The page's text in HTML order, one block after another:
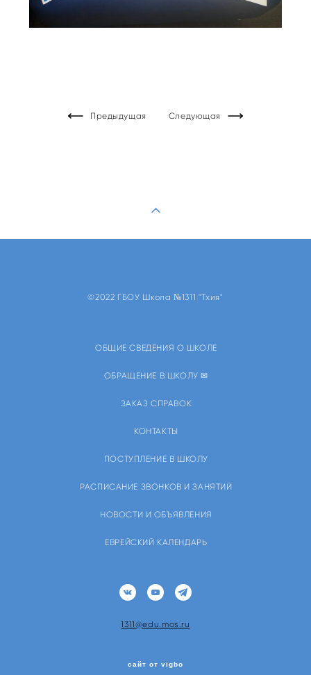
Предыдущая Следующая
©2022 ГБОУ Школа №1311 "Тхия"
ОБЩИЕ СВЕДЕНИЯ О ШКОЛЕ
ОБРАЩЕНИЕ В ШКОЛУ ✉
ЗАКАЗ СПРАВОК
КОНТАКТЫ
ПОСТУПЛЕНИЕ В ШКОЛУ
РАСПИСАНИЕ ЗВОНКОВ И ЗАНЯТИЙ
НОВОСТИ И ОБЪЯВЛЕНИЯ
ЕВРЕЙСКИЙ КАЛЕНДАРЬ
1311@edu.mos.ru
сайт от vigbo